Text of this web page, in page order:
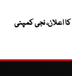
کرنے کا اعلان، نجی کمپنی